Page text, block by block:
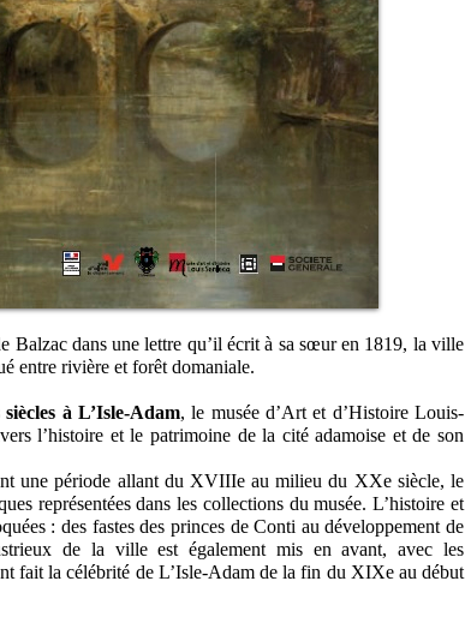
Balzac dans une lettre qu’il écrit à sa sœur en 1819, la ville
entre rivière et forêt domaniale.
à L’Isle-Adam, le musée d’Art et d’Histoire Louis-
l’histoire et le patrimoine de la cité adamoise et de son
une période allant du XVIIIe au milieu du XXe siècle, le
représentées dans les collections du musée. L’histoire et
: des fastes des princes de Conti au développement de
de la ville est également mis en avant, avec les
fait la célébrité de L’Isle-Adam de la fin du XIXe au début